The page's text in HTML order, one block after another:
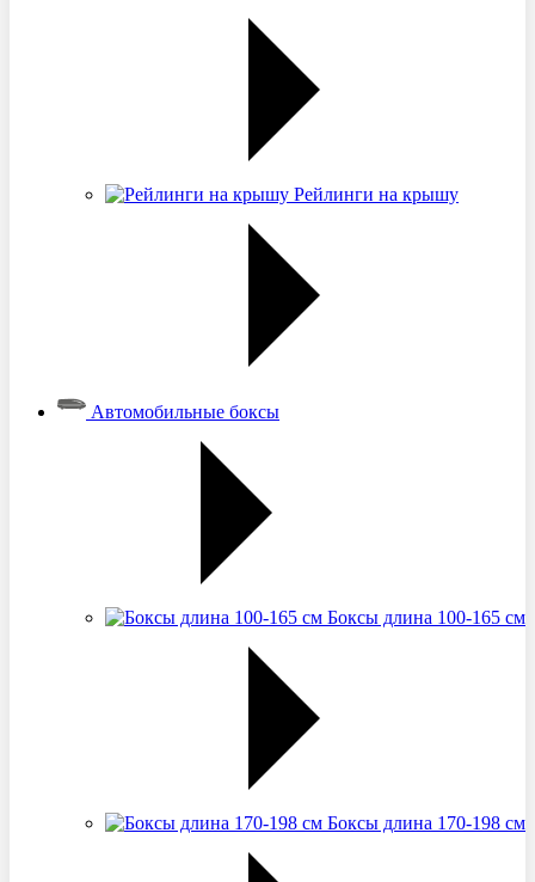
Рейлинги на крышу
Автомобильные боксы
Боксы длина 100-165 см
Боксы длина 170-198 см